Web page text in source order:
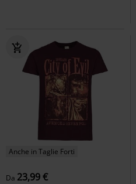
Anche in Taglie Forti
Da 23,99 €